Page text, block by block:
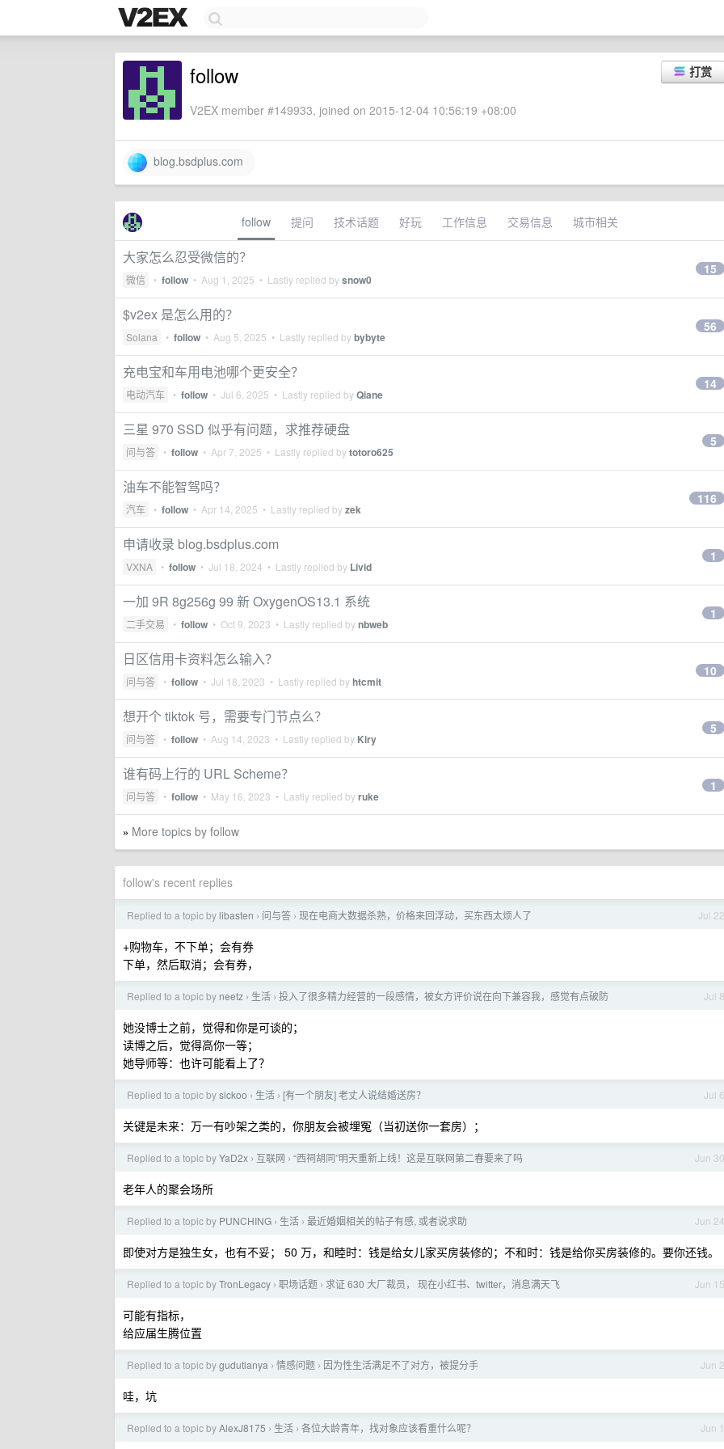
打赏
follow
V2EX member #149933, joined on 2015-12-04 10:56:19 +08:00
blog.bsdplus.com
follow 提问 技术话题 好玩 工作信息 交易信息 城市相关
大家怎么忍受微信的？
微信 • follow • Aug 1, 2025 • Lastly replied bysnow0
15
$v2ex 是怎么用的？
Solana • follow • Aug 5, 2025 • Lastly replied bybybyte
56
充电宝和车用电池哪个更安全？
电动汽车 • follow • Jul 6, 2025 • Lastly replied byQiane
14
三星 970 SSD 似乎有问题，求推荐硬盘
问与答 • follow • Apr 7, 2025 • Lastly replied bytotoro625
5
油车不能智驾吗？
汽车 • follow • Apr 14, 2025 • Lastly replied byzek
116
申请收录 blog.bsdplus.com
VXNA • follow • Jul 18, 2024 • Lastly replied by Livid
1
一加 9R 8g256g 99 新 OxygenOS13.1 系统
二手交易 • follow • Oct 9, 2023 • Lastly replied bynbweb
1
日区信用卡资料怎么输入？
问与答 • follow • Jul 18, 2023 • Lastly replied byhtcmit
10
想开个 tiktok 号，需要专门节点么？
问与答 • follow • Aug 14, 2023 • Lastly replied by Kiry
5
谁有码上行的 URL Scheme？
问与答 • follow • May 16, 2023 • Lastly replied byruke
1
» More topics by follow
follow's recent replies
Jul 22
Replied to a topic by libasten › 问与答 › 现在电商大数据杀熟，价格来回浮动，买东西太烦人了
+购物车，不下单；会有券
下单，然后取消；会有券，
Jul 8
Replied to a topic by neetz › 生活 › 投入了很多精力经营的一段感情，被女方评价说在向下兼容我，感觉有点破防
她没博士之前，觉得和你是可谈的；
读博之后，觉得高你一等；
她导师等：也许可能看上了？
Jul 6
Replied to a topic bysickoo › 生活 › [有一个朋友] 老丈人说结婚送房？
关键是未来：万一有吵架之类的，你朋友会被埋冤（当初送你一套房）；
Jun 30
Replied to a topic byYaD2x › 互联网 › “西祠胡同”明天重新上线！这是互联网第二春要来了吗
老年人的聚会场所
Jun 24
Replied to a topic by PUNCHING › 生活 › 最近婚姻相关的帖子有感, 或者说求助
即使对方是独生女，也有不妥； 50 万，和睦时：钱是给女儿家买房装修的；不和时：钱是给你买房装修的。要你还钱。
Jun 15
Replied to a topic byTronLegacy › 职场话题 › 求证 630 大厂裁员， 现在小红书、twitter，消息满天飞
可能有指标，
给应届生腾位置
Jun 2
Replied to a topic bygudutianya › 情感问题 › 因为性生活满足不了对方，被提分手
哇，坑
Jun 1
Replied to a topic byAlexJ8175 › 生活 › 各位大龄青年，找对象应该看重什么呢？